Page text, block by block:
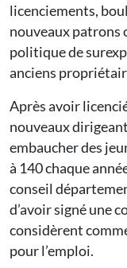
licenciements,
nouveaux patrons
politique de
anciens
Après avoir
nouveaux
embaucher des
à 140 chaque
conseil
d’avoir signé une
considèrent
pour l’emploi.